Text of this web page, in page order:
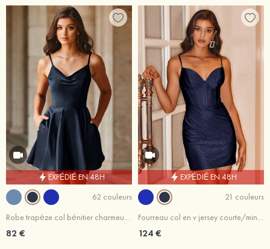
EXPÉDIÉ EN 48H
62 couleurs
82 €
EXPÉDIÉ EN 48H
21 couleurs
124 €